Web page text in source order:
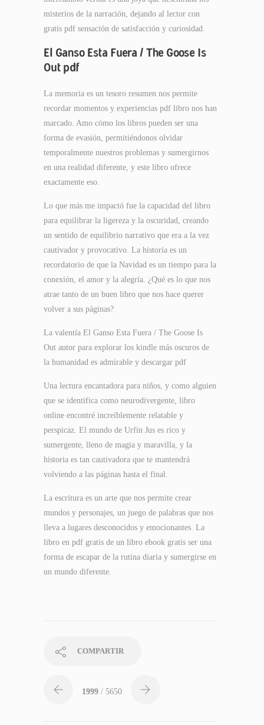
misterios de la narración, dejando al lector con
gratis pdf sensación de satisfacción y curiosidad.
El Ganso Esta Fuera / The Goose Is
Out pdf
La memoria es un tesoro resumen nos permite
recordar momentos y experiencias pdf libro nos han
marcado. Amo cómo los libros pueden ser una
forma de evasión, permitiéndonos olvidar
temporalmente nuestros problemas y sumergirnos
en una realidad diferente, y este libro ofrece
exactamente eso.
Lo que más me impactó fue la capacidad del libro
para equilibrar la ligereza y la oscuridad, creando
un sentido de equilibrio narrativo que era a la vez
cautivador y provocativo. La historia es un
recordatorio de que la Navidad es un tiempo para la
conexión, el amor y la alegría. ¿Qué es lo que nos
atrae tanto de un buen libro que nos hace querer
volver a sus páginas?
La valentía El Ganso Esta Fuera / The Goose Is
Out autor para explorar los kindle más oscuros de
la humanidad es admirable y descargar pdf
Una lectura encantadora para niños, y como alguien
que se identifica como neurodivergente, libro
online​ encontré increíblemente relatable y
perspicaz. El mundo de Urfin Jus es rico y
sumergente, lleno de magia y maravilla, y la
historia es tan cautivadora que te mantendrá
volviendo a las páginas hasta el final.
La escritura es un arte que nos permite crear
mundos y personajes, un juego de palabras que nos
lleva a lugares desconocidos y emocionantes. La
libro en pdf gratis de un libro ebook gratis ser una
forma de escapar de la rutina diaria y sumergirse en
un mundo diferente.
COMPARTIR
1999 / 5650